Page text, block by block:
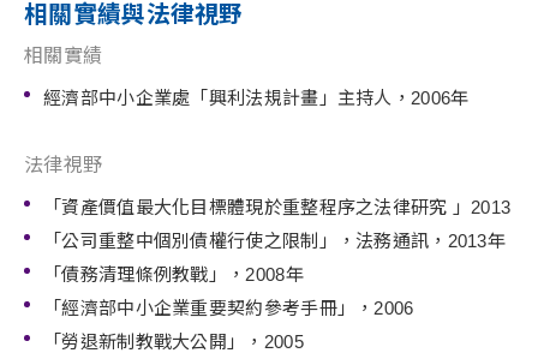
相關實績與法律視野
相關實績
經濟部中小企業處「興利法規計畫」主持人，2006年
法律視野
「資產價值最大化目標體現於重整程序之法律研究 」2013
「公司重整中個別債權行使之限制」，法務通訊，2013年
「債務清理條例教戰」，2008年
「經濟部中小企業重要契約參考手冊」，2006
「勞退新制教戰大公開」，2005